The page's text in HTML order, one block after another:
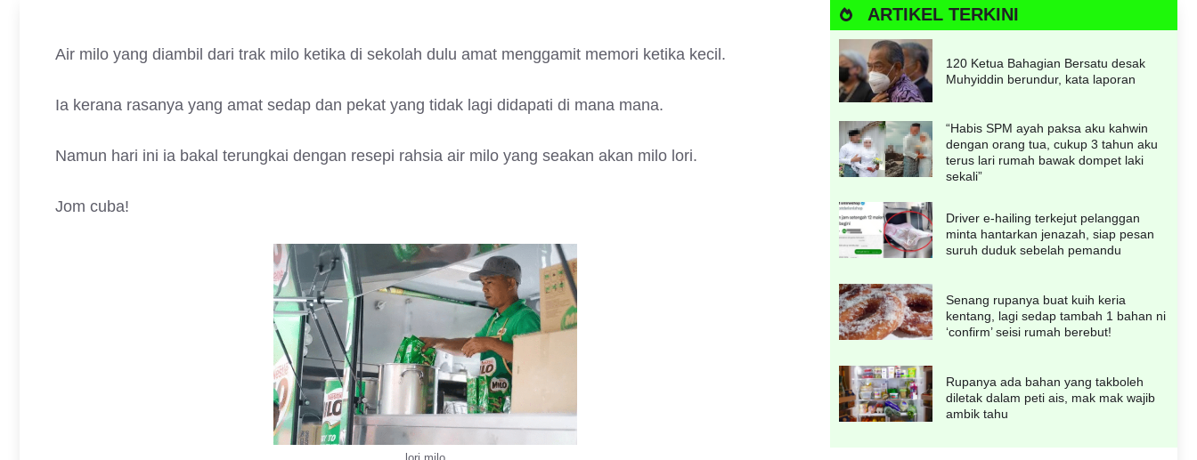
Air milo yang diambil dari trak milo ketika di sekolah dulu amat menggamit memori ketika kecil.
Ia kerana rasanya yang amat sedap dan pekat yang tidak lagi didapati di mana mana.
Namun hari ini ia bakal terungkai dengan resepi rahsia air milo yang seakan akan milo lori.
Jom cuba!
ARTIKEL TERKINI
120 Ketua Bahagian Bersatu desak
Muhyiddin berundur, kata laporan
“Habis SPM ayah paksa aku kahwin
dengan orang tua, cukup 3 tahun aku
terus lari rumah bawak dompet laki
sekali”
Driver e-hailing terkejut pelanggan
minta hantarkan jenazah, siap pesan
suruh duduk sebelah pemandu
Senang rupanya buat kuih keria
kentang, lagi sedap tambah 1 bahan ni
‘confirm’ seisi rumah berebut!
Rupanya ada bahan yang takboleh
diletak dalam peti ais, mak mak wajib
ambik tahu